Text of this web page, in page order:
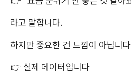
라고 말합니다.
하지만 중요한 건 느낌이 아닙니
👉 실제 데이터입니다